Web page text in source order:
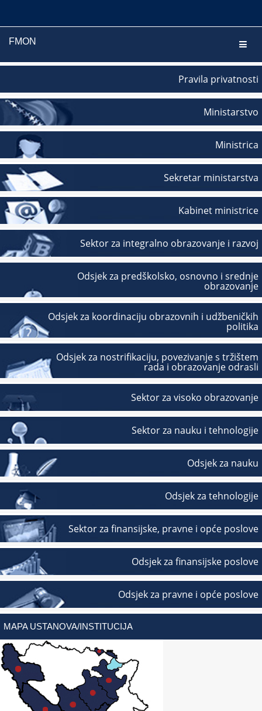
FMON
Pravila privatnosti
Ministarstvo
Ministrica
Sekretar ministarstva
Kabinet ministrice
Sektor za integralno obrazovanje i razvoj
Odsjek za predškolsko, osnovno i srednje
obrazovanje
Odsjek za koordinaciju obrazovnih i udžbeničkih
politika
Odsjek za nostrifikaciju, povezivanje s tržištem
rada i obrazovanje odrasli
Sektor za visoko obrazovanje
Sektor za nauku i tehnologije
Odsjek za nauku
Odsjek za tehnologije
Sektor za finansijske, pravne i opće poslove
Odsjek za finansijske poslove
Odsjek za pravne i opće poslove
MAPA USTANOVA/INSTITUCIJA